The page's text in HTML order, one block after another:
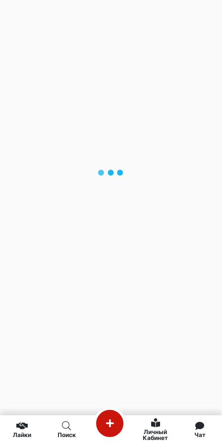
Лайки Поиск
Личный
Кабинет
Чат